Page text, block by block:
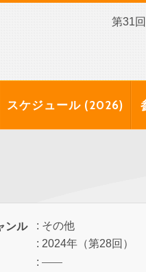
第31
スケジュール (2026)
ンル
: その他
: 2024年（第28回）
: